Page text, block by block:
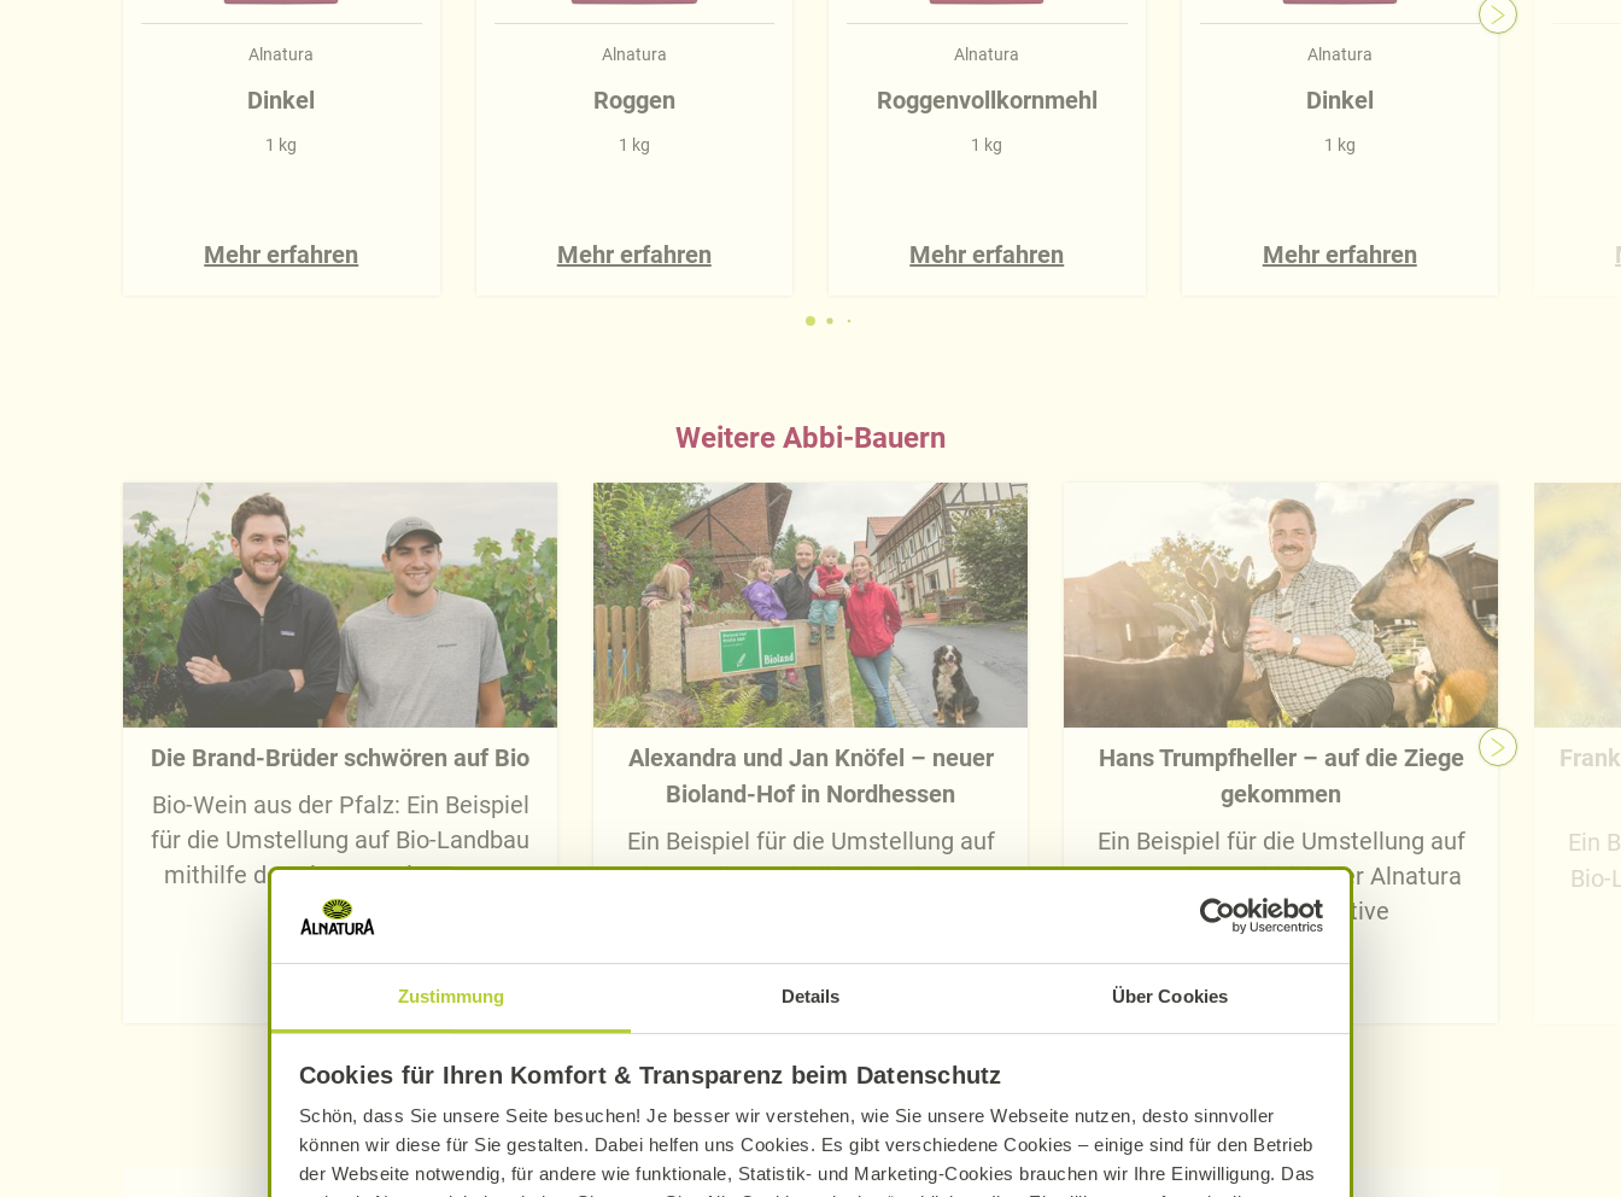
Zustimmung Details Über Cookies
Cookies für Ihren Komfort & Transparenz beim Datenschutz
Schön, dass Sie unsere Seite besuchen! Je besser wir verstehen, wie Sie unsere Webseite nutzen, desto sinnvoller
können wir diese für Sie gestalten. Dabei helfen uns Cookies. Es gibt verschiedene Cookies – einige sind für den Betrieb
der Webseite notwendig, für andere wie funktionale, Statistik- und Marketing-Cookies brauchen wir Ihre Einwilligung. Das
Alnatura
Dinkel
1 kg
Mehr erfahren
Alnatura
Roggen
1 kg
Mehr erfahren
Alnatura
Roggenvollkornmehl
1 kg
Mehr erfahren
Alnatura
Dinkel
1 kg
Mehr erfahren
Weitere Abbi-Bauern
Die Brand-Brüder schwören auf Bio
Bio-Wein aus der Pfalz: Ein Beispiel
für die Umstellung auf Bio-Landbau
mithilfe der Alnatura Bio-Bauern-
Initiative
Jetzt lesen
Alexandra und Jan Knöfel – neuer
Bioland-Hof in Nordhessen
Ein Beispiel für die Umstellung auf
Bio-Landbau mithilfe der Alnatura
Jetzt lesen
Hans Trumpfheller – auf die Ziege
gekommen
Ein Beispiel für die Umstellung auf
Bio-Landbau mithilfe der Alnatura
Bio-Bauern-Initiative
Jetzt lesen
Ein